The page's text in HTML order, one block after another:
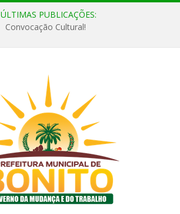
ÚLTIMAS PUBLICAÇÕES:
Convocação Cultural!